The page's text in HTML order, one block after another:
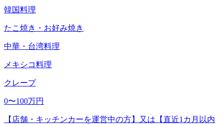
韓国料理
たこ焼き・お好み焼き
中華・台湾料理
メキシコ料理
クレープ
0〜100万円
【店舗・キッチンカーを運営中の方】又は【直近1カ月以内